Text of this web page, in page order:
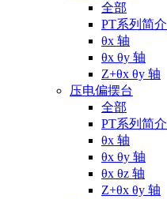
全部
PT系列简介
θx 轴
θx θy 轴
Z+θx θy 轴
压电偏摆台
全部
PT系列简介
θx 轴
θx θy 轴
θx θz 轴
Z+θx θy 轴